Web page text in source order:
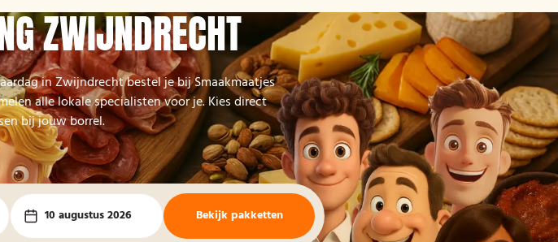
ZWIJNDRECHT
in Zwijndrecht bestel je bij Smaakmaatjes
alle lokale specialisten voor je. Kies direct
bij jouw borrel.
10 augustus 2026 Bekijk pakketten